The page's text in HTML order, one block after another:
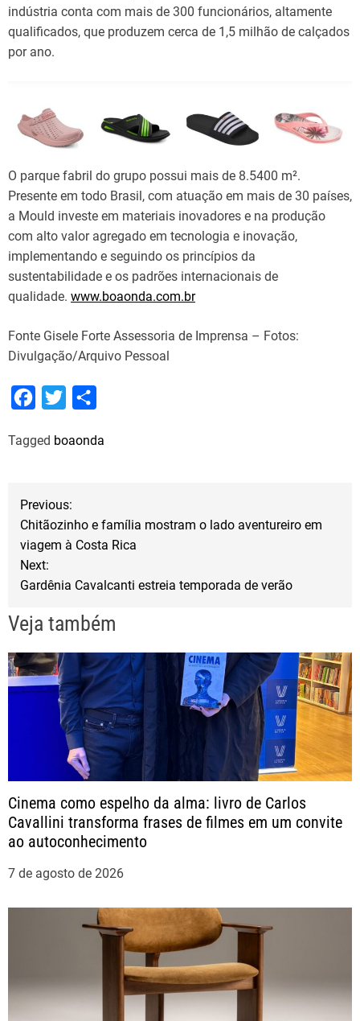
indústria conta com mais de 300 funcionários, altamente
qualificados, que produzem cerca de 1,5 milhão de calçados
por ano.
O parque fabril do grupo possui mais de 8.5400 m².
Presente em todo Brasil, com atuação em mais de 30 países,
a Mould investe em materiais inovadores e na produção
com alto valor agregado em tecnologia e inovação,
implementando e seguindo os princípios da
sustentabilidade e os padrões internacionais de
qualidade. www.boaonda.com.br
Fonte Gisele Forte Assessoria de Imprensa – Fotos:
Divulgação/Arquivo Pessoal
c
o
o
k
i
r
a
Tagged boaonda
N
e
g
a
o
d
e
s
Previous:
Chitãozinho e família mostram o lado aventureiro em
viagem à Costa Rica
Next:
Gardênia Cavalcanti estreia temporada de verão
Veja também
Cinema como espelho da alma: livro de Carlos
Cavallini transforma frases de filmes em um convite
ao autoconhecimento
7 de agosto de 2026